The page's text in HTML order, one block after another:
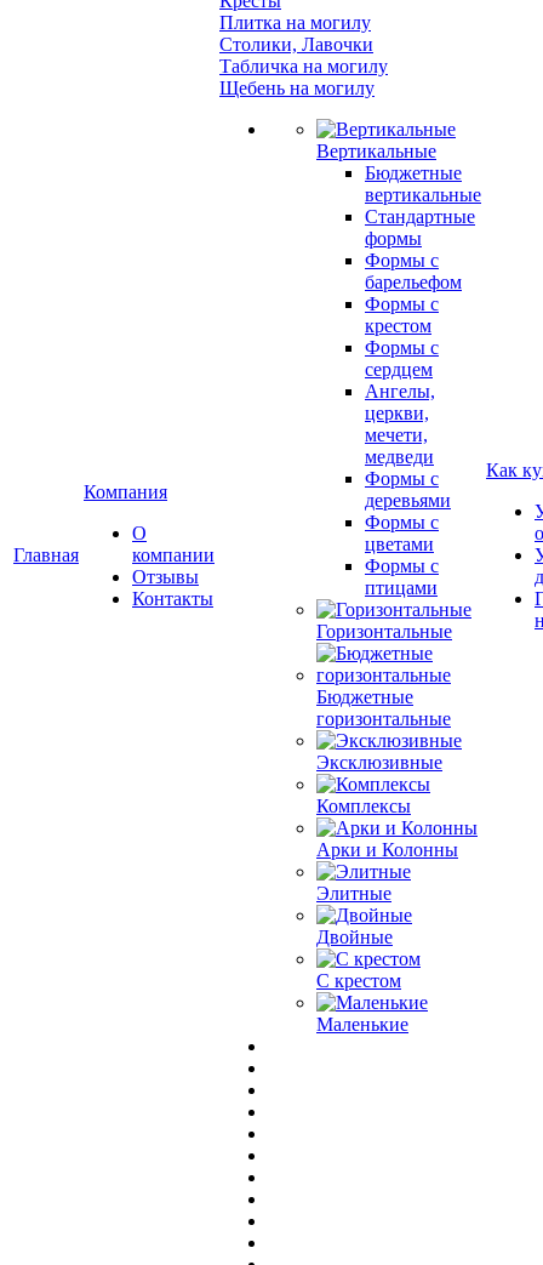
Главная
Компания
О
компании
Отзывы
Контакты
Плитка на могилу
Столики, Лавочки
Табличка на могилу
Щебень на могилу
Вертикальные
Бюджетные
вертикальные
Стандартные
формы
Формы с
барельефом
Формы с
крестом
Формы с
сердцем
Ангелы,
церкви,
мечети,
медведи
Формы с
деревьями
Формы с
цветами
Формы с
птицами
Горизонтальные
Бюджетные
горизонтальные
Эксклюзивные
Комплексы
Арки и Колонны
Элитные
Двойные
С крестом
Маленькие
Как